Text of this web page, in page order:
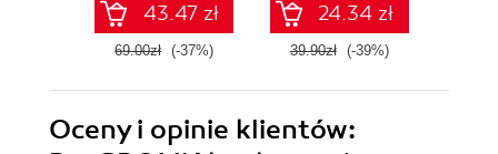
43.47 zł
69.00zł (-37%)
24.34 zł
39.90zł (-39%)
Oceny i opinie klientów: